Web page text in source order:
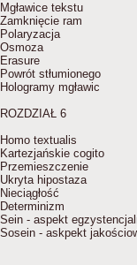
Mgławice tekstu
Zamknięcie ram
Polaryzacja
Osmoza
Erasure
Powrót stłumionego
Hologramy mgławic
ROZDZIAŁ 6
Homo textualis
Kartezjańskie cogito
Przemieszczenie
Ukryta hipostaza
Nieciągłość
Determinizm
Sein - aspekt
Sosein - askpekt